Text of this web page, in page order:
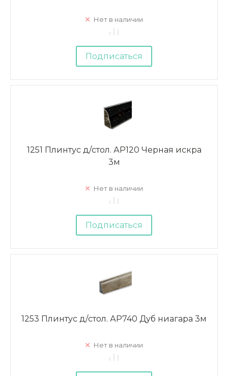
Нет в наличии
Подписаться
1251 Плинтус д/стол. АР120 Черная искра
3м
Нет в наличии
Подписаться
1253 Плинтус д/стол. АР740 Дуб ниагара 3м
Нет в наличии